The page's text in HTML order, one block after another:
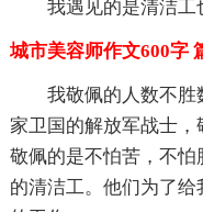
我遇见的是清洁工
城市美容师作文600字
我敬佩的人数不胜
家卫国的解放军战士
敬佩的是不怕苦，不怕
的清洁工。他们为了